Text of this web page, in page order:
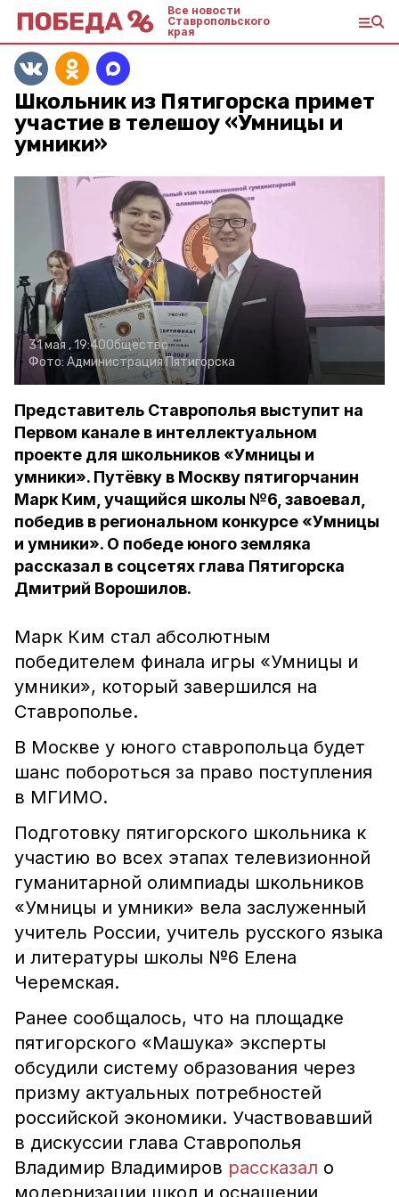
Все новости
Ставропольского
края
Школьник из Пятигорска примет
участие в телешоу «Умницы и
умники»
31 мая , 19:40Общество
Фото: Администрация Пятигорска
Представитель Ставрополья выступит на
Первом канале в интеллектуальном
проекте для школьников «Умницы и
умники». Путёвку в Москву пятигорчанин
Марк Ким, учащийся школы №6, завоевал,
победив в региональном конкурсе «Умницы
и умники». О победе юного земляка
рассказал в соцсетях глава Пятигорска
Дмитрий Ворошилов.
Марк Ким стал абсолютным
победителем финала игры «Умницы и
умники», который завершился на
Ставрополье.
В Москве у юного ставропольца будет
шанс побороться за право поступления
в МГИМО.
Подготовку пятигорского школьника к
участию во всех этапах телевизионной
гуманитарной олимпиады школьников
«Умницы и умники» вела заслуженный
учитель России, учитель русского языка
и литературы школы №6 Елена
Черемская.
Ранее сообщалось, что на площадке
пятигорского «Машука» эксперты
обсудили систему образования через
призму актуальных потребностей
российской экономики. Участвовавший
в дискуссии глава Ставрополья
Владимир Владимиров рассказал о
модернизации школ и оснащении